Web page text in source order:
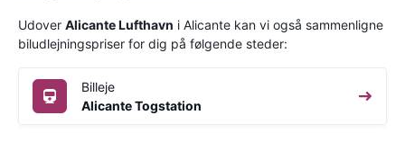
Udover Alicante Lufthavn i Alicante kan vi også sammenligne
biludlejningspriser for dig på følgende steder:
Billeje
Alicante Togstation